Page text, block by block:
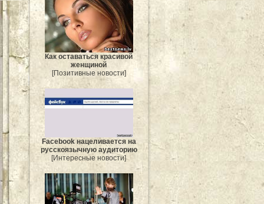
Как оставаться красивой
женщиной
[Позитивные новости]
Facebook нацеливается на
русскоязычную аудиторию
[Интересные новости]